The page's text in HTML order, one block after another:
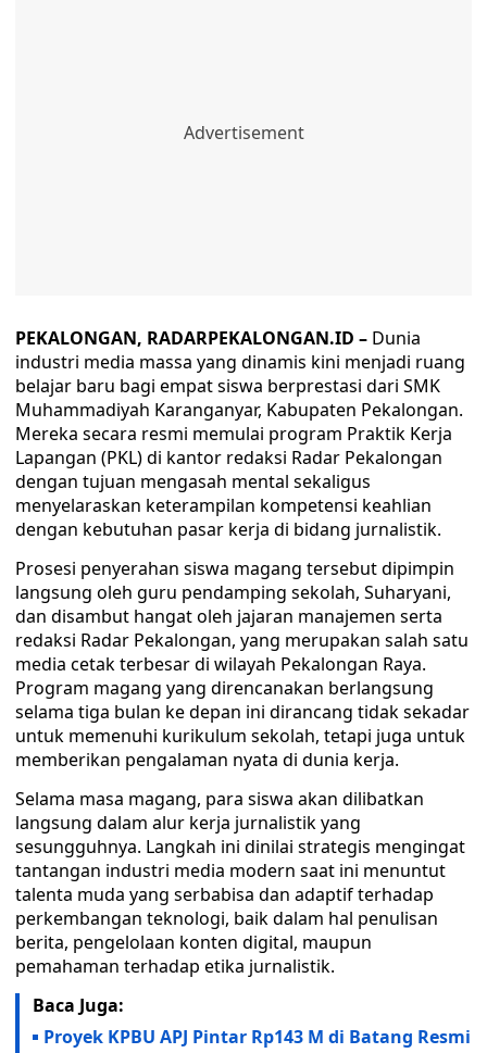
PEKALONGAN, RADARPEKALONGAN.ID – Dunia
industri media massa yang dinamis kini menjadi ruang
belajar baru bagi empat siswa berprestasi dari SMK
Muhammadiyah Karanganyar, Kabupaten Pekalongan.
Mereka secara resmi memulai program Praktik Kerja
Lapangan (PKL) di kantor redaksi Radar Pekalongan
dengan tujuan mengasah mental sekaligus
menyelaraskan keterampilan kompetensi keahlian
dengan kebutuhan pasar kerja di bidang jurnalistik.
Prosesi penyerahan siswa magang tersebut dipimpin
langsung oleh guru pendamping sekolah, Suharyani,
dan disambut hangat oleh jajaran manajemen serta
redaksi Radar Pekalongan, yang merupakan salah satu
media cetak terbesar di wilayah Pekalongan Raya.
Program magang yang direncanakan berlangsung
selama tiga bulan ke depan ini dirancang tidak sekadar
untuk memenuhi kurikulum sekolah, tetapi juga untuk
memberikan pengalaman nyata di dunia kerja.
Selama masa magang, para siswa akan dilibatkan
langsung dalam alur kerja jurnalistik yang
sesungguhnya. Langkah ini dinilai strategis mengingat
tantangan industri media modern saat ini menuntut
talenta muda yang serbabisa dan adaptif terhadap
perkembangan teknologi, baik dalam hal penulisan
berita, pengelolaan konten digital, maupun
pemahaman terhadap etika jurnalistik.
Baca Juga:
Proyek KPBU APJ Pintar Rp143 M di Batang Resmi